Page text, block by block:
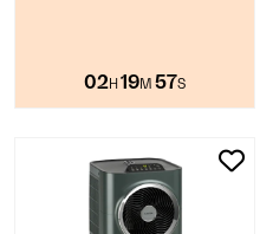
02H 19M 57S